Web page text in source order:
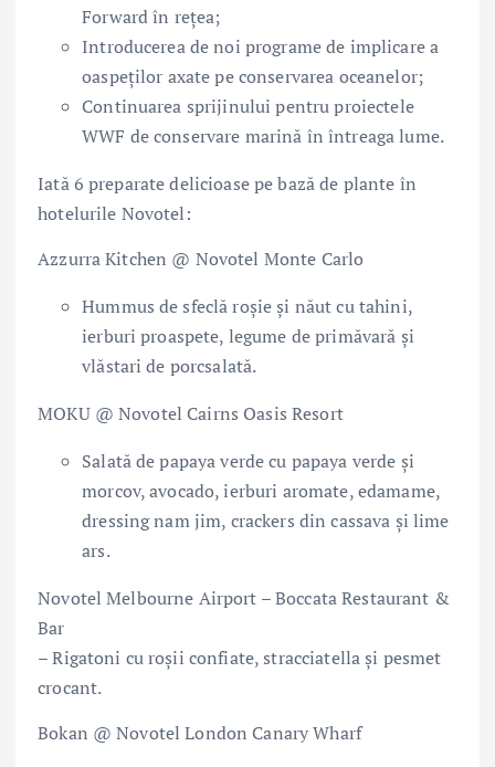
Forward în rețea;
Introducerea de noi programe de implicare a
oaspeților axate pe conservarea oceanelor;
Continuarea sprijinului pentru proiectele
WWF de conservare marină în întreaga lume.
Iată 6 preparate delicioase pe bază de plante în
hotelurile Novotel:
Azzurra Kitchen @ Novotel Monte Carlo
Hummus de sfeclă roșie și năut cu tahini,
ierburi proaspete, legume de primăvară și
vlăstari de porcsalată.
MOKU @ Novotel Cairns Oasis Resort
Salată de papaya verde cu papaya verde și
morcov, avocado, ierburi aromate, edamame,
dressing nam jim, crackers din cassava și lime
ars.
Novotel Melbourne Airport – Boccata Restaurant &
Bar
– Rigatoni cu roșii confiate, stracciatella și pesmet
crocant.
Bokan @ Novotel London Canary Wharf